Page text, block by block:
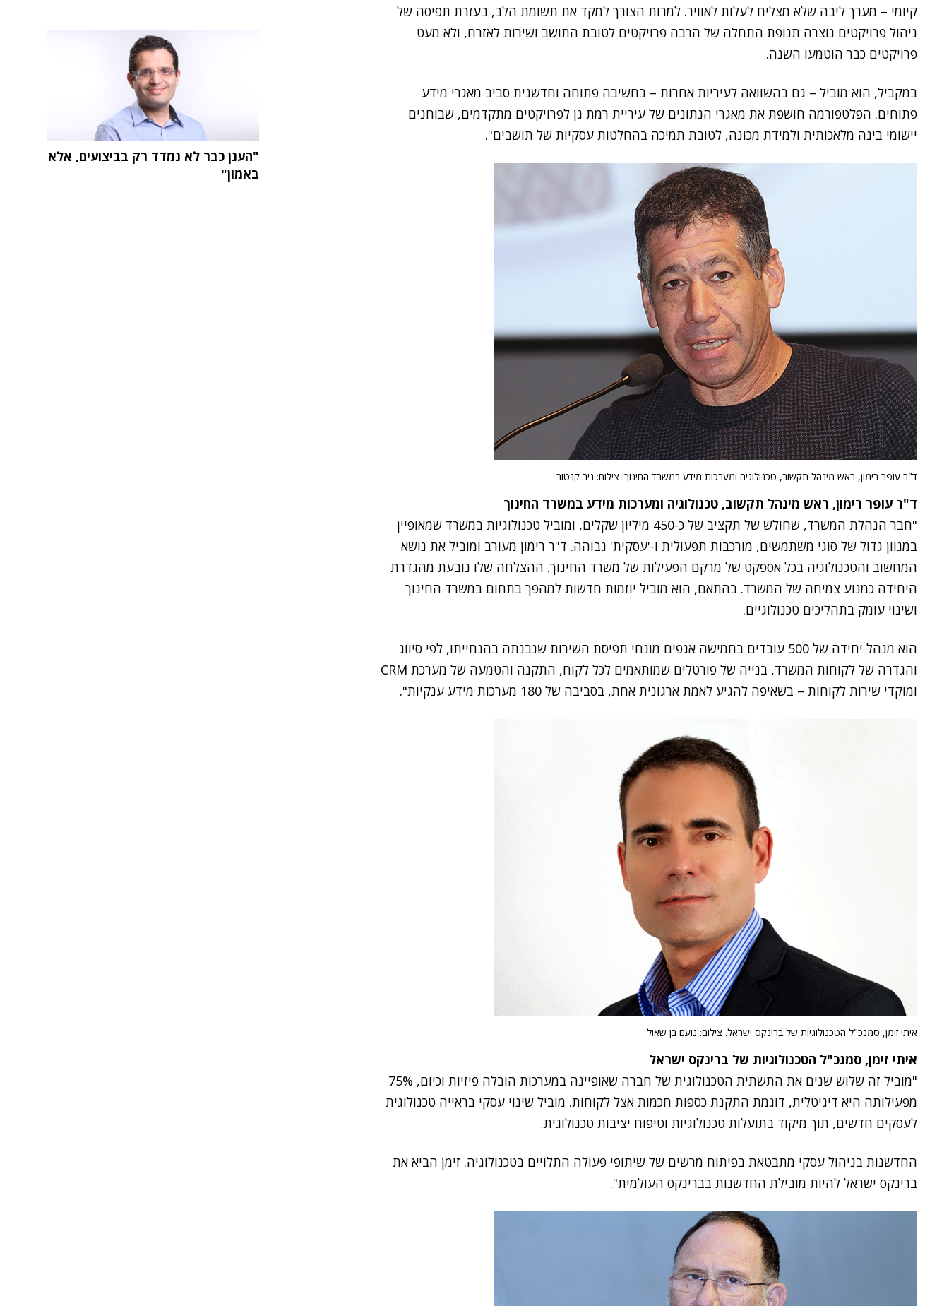
קיומי – מערך ליבה שלא מצליח לעלות לאוויר. למרות הצורך למקד את תשומת הלב, בעזרת תפיסה של
ניהול פרויקטים נוצרה תנופת התחלה של הרבה פרויקטים לטובת התושב ושירות לאזרח, ולא מעט
פרויקטים כבר הוטמעו השנה.
במקביל, הוא מוביל – גם בהשוואה לעיריות אחרות – בחשיבה פתוחה וחדשנית סביב מאגרי מידע
פתוחים. הפלטפורמה חושפת את מאגרי הנתונים של עיריית רמת גן לפרויקטים מתקדמים, שבוחנים
יישומי בינה מלאכותית ולמידת מכונה, לטובת תמיכה בהחלטות עסקיות של תושבים".
ד"ר עופר רימון, ראש מינהל תקשוב, טכנולוגיה ומערכות מידע במשרד החינוך. צילום: ניב קנטור
ד"ר עופר רימון, ראש מינהל תקשוב, טכנולוגיה ומערכות מידע במשרד החינוך
"חבר הנהלת המשרד, שחולש של תקציב של כ-450 מיליון שקלים, ומוביל טכנולוגיות במשרד שמאופיין
במגוון גדול של סוגי משתמשים, מורכבות תפעולית ו-'עסקית' גבוהה. ד"ר רימון מעורב ומוביל את נושא
המחשוב והטכנולוגיה בכל אספקט של מרקם הפעילות של משרד החינוך. ההצלחה שלו נובעת מהגדרת
היחידה כמנוע צמיחה של המשרד. בהתאם, הוא מוביל יוזמות חדשות למהפך בתחום במשרד החינוך
ושינוי עומק בתהליכים טכנולוגיים.
הוא מנהל יחידה של 500 עובדים בחמישה אגפים מונחי תפיסת השירות שנבנתה בהנחייתו, לפי סיווג
והגדרה של לקוחות המשרד, בנייה של פורטלים שמותאמים לכל לקוח, התקנה והטמעה של מערכת CRM
ומוקדי שירות לקוחות – בשאיפה להגיע לאמת ארגונית אחת, בסביבה של 180 מערכות מידע ענקיות".
איתי זימן, סמנכ"ל הטכנולוגיות של ברינקס ישראל. צילום: נועם בן שאול
איתי זימן, סמנכ"ל הטכנולוגיות של ברינקס ישראל
"מוביל זה שלוש שנים את התשתית הטכנולוגית של חברה שאופיינה במערכות הובלה פיזיות וכיום, 75%
מפעילותה היא דיגיטלית, דוגמת התקנת כספות חכמות אצל לקוחות. מוביל שינוי עסקי בראייה טכנולוגית
לעסקים חדשים, תוך מיקוד בתועלות טכנולוגיות וטיפוח יציבות טכנולוגית.
החדשנות בניהול עסקי מתבטאת בפיתוח מרשים של שיתופי פעולה התלויים בטכנולוגיה. זימן הביא את
ברינקס ישראל להיות מובילת החדשנות בברינקס העולמית".
"הענן כבר לא נמדד רק בביצועים, אלא
באמון"